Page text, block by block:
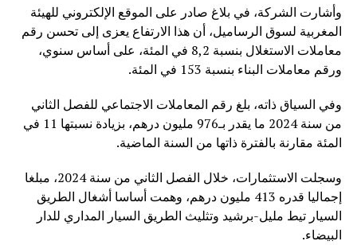
وأشارت الشركة، في بلاغ صادر على الموقع الإلكتروني للهيئة
المغربية لسوق الرساميل، أن هذا الارتفاع يعزى إلى تحسن رقم
معاملات الاستغلال بنسبة 8,2 في المئة، على أساس سنوي،
ورقم معاملات البناء بنسبة 153 في المئة.
وفي السياق ذاته، بلغ رقم المعاملات الاجتماعي للفصل الثاني
من سنة 2024 ما يقدر بـ976 مليون درهم، بزيادة نسبتها 11 في
المئة مقارنة بالفترة ذاتها من السنة الماضية.
وسجلت الاستثمارات، خلال الفصل الثاني من سنة 2024، مبلغا
إجماليا قدره 413 مليون درهم، وهمت أساسا أشغال الطريق
السيار تيط مليل-برشيد وتثليث الطريق السيار المداري للدار
البيضاء.